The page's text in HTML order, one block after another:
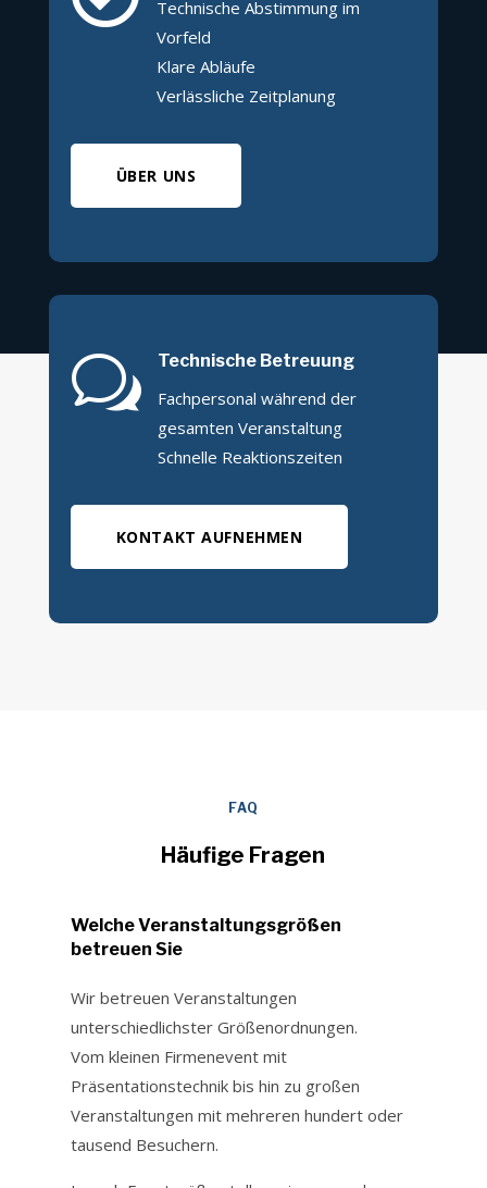
Technische Abstimmung im
Vorfeld
Klare Abläufe
Verlässliche Zeitplanung
ÜBER UNS
w Technische Betreuung
Fachpersonal während der
gesamten Veranstaltung
Schnelle Reaktionszeiten
KONTAKT AUFNEHMEN
FAQ
Häufige Fragen
Welche Veranstaltungsgrößen
betreuen Sie
Wir betreuen Veranstaltungen
unterschiedlichster Größenordnungen.
Vom kleinen Firmenevent mit
Präsentationstechnik bis hin zu großen
Veranstaltungen mit mehreren hundert oder
tausend Besuchern.